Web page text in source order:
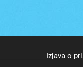
Izjava o